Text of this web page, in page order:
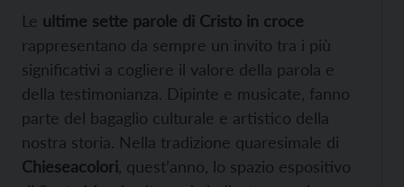
Le ultime sette parole di Cristo in croce
rappresentano da sempre un invito tra i più
significativi a cogliere il valore della parola e
della testimonianza. Dipinte e musicate, fanno
parte del bagaglio culturale e artistico della
nostra storia. Nella tradizione quaresimale di
Chieseacolori , quest’anno, lo spazio espositivo